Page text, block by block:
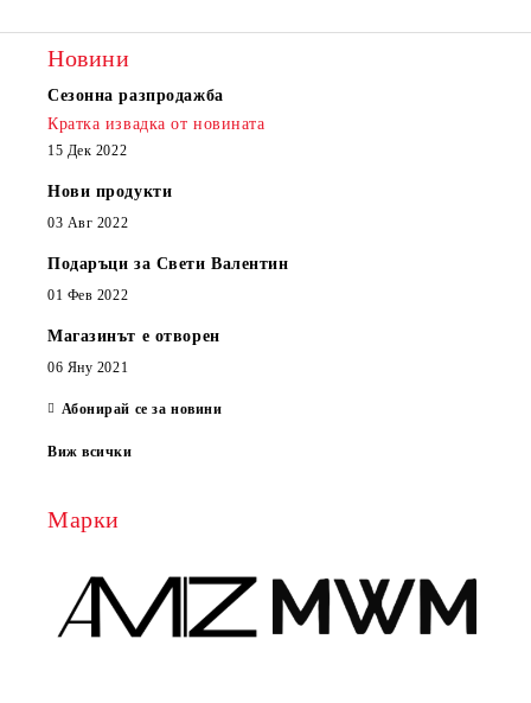
Новини
Сезонна разпродажба
Кратка извадка от новината
15 Дек 2022
Нови продукти
03 Авг 2022
Подаръци за Свети Валентин
01 Фев 2022
Магазинът е отворен
06 Яну 2021
Абонирай се за новини
Виж всички
Марки